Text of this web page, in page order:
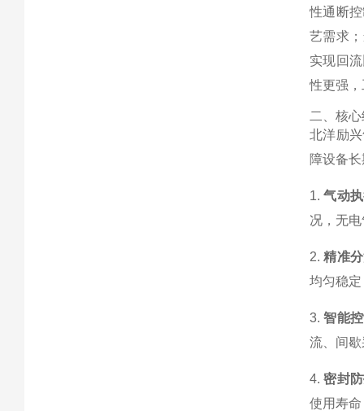
性通断
艺需求
实现回
性更强
二、核
北洋励
障设备
1.气动
况，无
2.精准
均匀稳
3.智能
流、间
4.密封
使用寿